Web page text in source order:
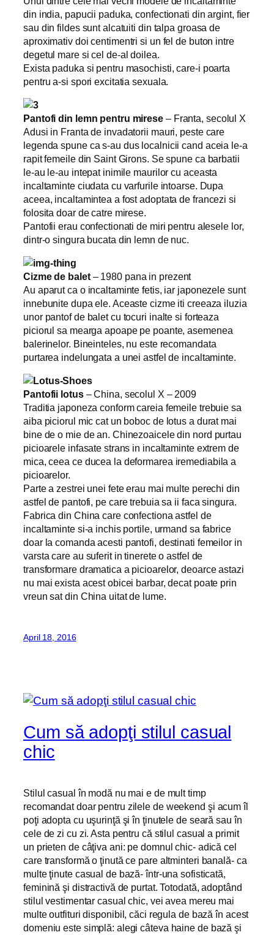
din india, papucii paduka, confectionati din argint, fier
sau din fildes sunt alcatuiti din talpa groasa de
aproximativ doi centimentri si un fel de buton intre
degetul mare si cel de-al doilea.
Exista paduka si pentru masochisti, care-i poarta
pentru a-si spori excitatia sexuala.
Pantofi din lemn pentru mirese – Franta, secolul X
Adusi in Franta de invadatorii mauri, peste care
legenda spune ca s-au dus localnicii cand aceia le-a
rapit femeile din Saint Girons. Se spune ca barbatii
le-au le-au intepat inimile maurilor cu aceasta
incaltaminte ciudata cu varfurile intoarse. Dupa
aceea, incaltamintea a fost adoptata de francezi si
folosita doar de catre mirese.
Pantofii erau confectionati de miri pentru alesele lor,
dintr-o singura bucata din lemn de nuc.
Cizme de balet– 1980 pana in prezent
Au aparut ca o incaltaminte fetis, iar japonezele sunt
innebunite dupa ele. Aceaste cizme iti creeaza iluzia
unor pantof de balet cu tocuri inalte si forteaza
piciorul sa mearga apoape pe poante, asemenea
balerinelor. Bineinteles, nu este recomandata
purtarea indelungata a unei astfel de incaltaminte.
Pantofii lotus– China, secolul X – 2009
Traditia japoneza conform careia femeile trebuie sa
aiba piciorul mic cat un boboc de lotus a durat mai
bine de o mie de an. Chinezoaicele din nord purtau
picioarele infasate strans in incaltaminte extrem de
mica, ceea ce ducea la deformarea iremediabila a
picioarelor.
Parte a zestrei unei fete erau mai multe perechi din
astfel de pantofi, pe care trebuia sa ii faca singura.
Fabrica din China care confectiona astfel de
incaltaminte si-a inchis portile, urmand sa fabrice
doar la comanda acesti pantofi, destinati femeilor in
varsta care au suferit in tinerete o astfel de
transformare dramatica a picioarelor, deoarce astazi
nu mai exista acest obicei barbar, decat poate prin
vreun sat din China uitat de lume.
April 18, 2016
Cum să adopţi stilul casual
chic
Stilul casual în modă nu mai e de mult timp
recomandat doar pentru zilele de weekend şi acum îl
poţi adopta cu uşurinţă şi în ţinutele de seară sau în
cele de zi cu zi. Asta pentru că stilul casual a primit
un prieten de câţiva ani: pe domnul chic- adică cel
care transformă o ţinută ce pare altminteri banală- ca
multe ţinute casual de bază- într-una sofisticată,
feminină şi distractivă de purtat. Totodată, adoptând
stilul vestimentar casual chic, vei avea mereu mai
multe outfituri disponibil, căci regula de bază în acest
domeniu este simplă: alegi câteva haine de bază şi